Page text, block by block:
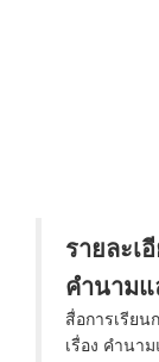
รายละเ
คำนามแ
สื่อการเรีย
เรื่อง คำนา